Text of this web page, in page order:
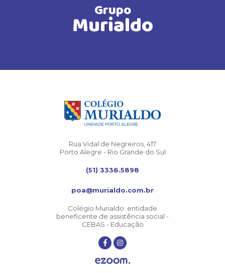
Grupo
Murialdo
Rua Vidal de Negreiros, 417
Porto Alegre - Rio Grande do Sul
(51) 3336.5898
poa@murialdo.com.br
Colégio Murialdo: entidade
beneficente de assistência social -
CEBAS - Educação